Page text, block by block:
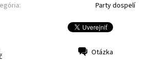
Party dospelí
Otázka